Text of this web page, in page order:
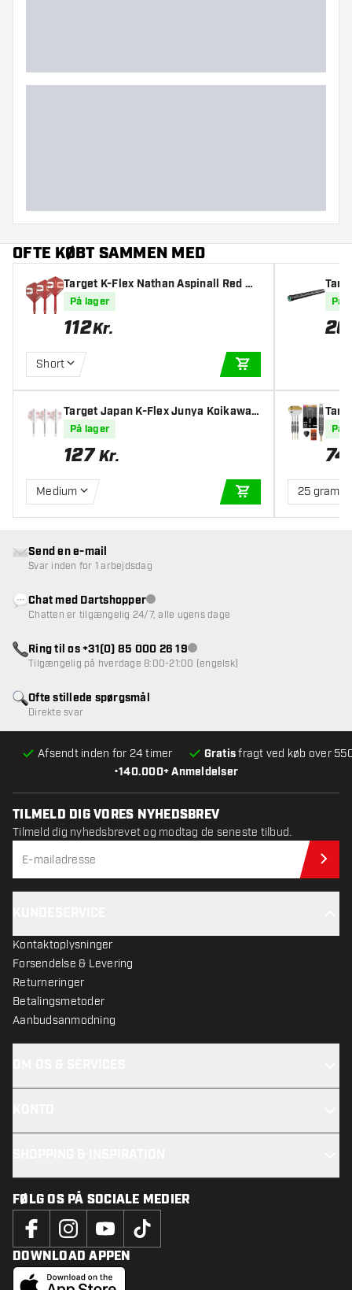
OFTE KØBT SAMMEN MED
Target K-Flex Nathan Aspinall Red NO
2 - Dart Flights
På lager
112Kr.
Short
Target Japan K-Flex Junya Koikawa
Smash NO2 - Dart Flights
På lager
127 Kr.
Medium
TILFØJ TIL KURV
På
På
25 gram
•140.000+ Anmeldelser
Afsendt inden for 24 timer Gratisfragt ved køb over
Ofte stillede spørgsmål
Direkte svar
Send en e-mail
Svar inden for 1 arbejdsdag
Chat med DartshopperKundeservice ikke tilgængelig
Chatten er tilgængelig 24/7, alle ugens dage
Ring til os +31(0) 85 000 26 19Kundeservice ikke tilgængelig
Tilgængelig på hverdage 8:00-21:00 (engelsk)
TILMELD DIG VORES NYHEDSBREV
Tilmeld dig nyhedsbrevet og modtag de seneste tilbud.
Kontaktoplysninger
Forsendelse & Levering
Returneringer
Betalingsmetoder
Aanbudsanmodning
FØLG OS PÅ SOCIALE MEDIER
DOWNLOAD APPEN